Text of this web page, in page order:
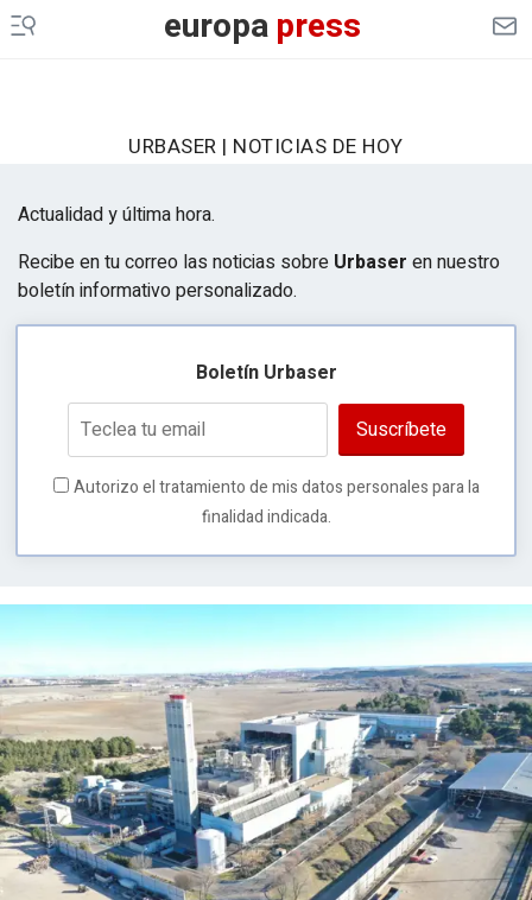
europapress
URBASER | NOTICIAS DE HOY
Actualidad y última hora.
Recibe en tu correo las noticias sobre Urbaser en nuestro
boletín informativo personalizado.
Boletín Urbaser
Suscríbete
Autorizo el tratamiento de mis datos personales para la
finalidad indicada.